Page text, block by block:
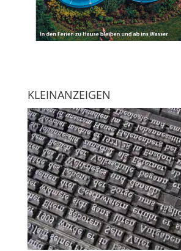
KLEINANZEIGEN